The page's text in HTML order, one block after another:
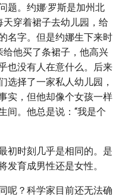
题。约娜·罗斯是加州北
穿着裙子去幼儿园，给
名字。但是约娜生下来时
他买了条裙子，他高兴
也没有人在意什么。后来
选择了一家私人幼儿园，
实，但他却像个女孩一样
间。他总是说：“我是个
初时刻几乎是相同的。是
发育成男性还是女性。
呢？科学家目前还无法确